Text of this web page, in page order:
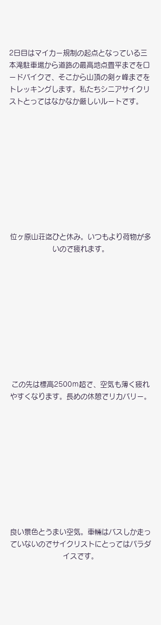
2日目はマイカー規制の起点となっている三
本滝駐車場から道路の最高地点畳平までをロ
ードバイクで、そこから山頂の剣ヶ峰までを
トレッキングします。私たちシニアサイクリ
ストとってはなかなか厳しいルートです。
位ヶ原山荘迄ひと休み。いつもより荷物が多
いので疲れます。
この先は標高2500ｍ超で、空気も薄く疲れ
やすくなります。長めの休憩でリカバリー。
良い景色とうまい空気。車輛はバスしか走っ
ていないのでサイクリストにとってはパラダ
イスです。